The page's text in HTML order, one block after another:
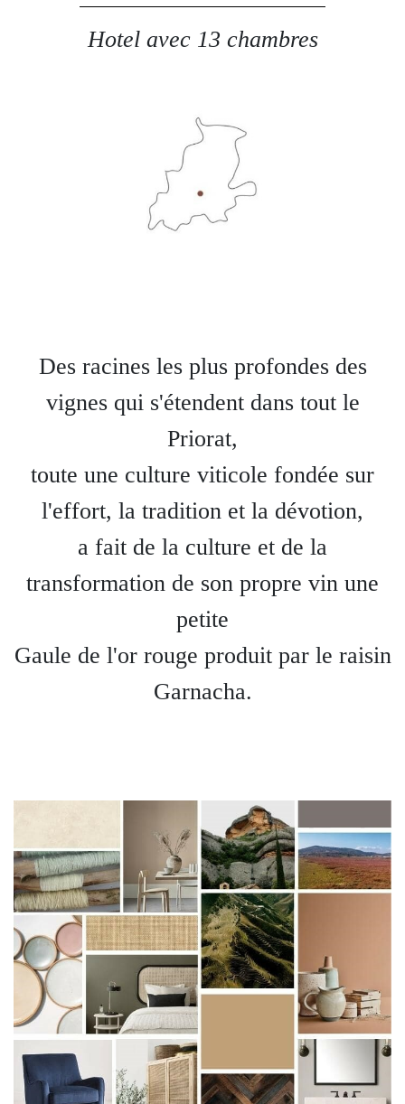
Guide d'achat
Hotel avec 13 chambres
Des racines les plus profondes des
vignes qui s'étendent dans tout le
Priorat,
toute une culture viticole fondée sur
l'effort, la tradition et la dévotion,
a fait de la culture et de la
transformation de son propre vin une
petite
Gaule de l'or rouge produit par le raisin
Garnacha.